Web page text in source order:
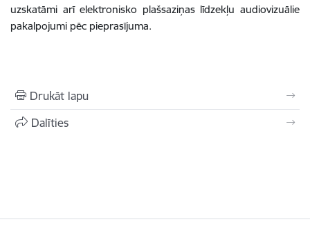
uzskatāmi arī elektronisko plašsaziņas līdzekļu audiovizuālie
pakalpojumi pēc pieprasījuma.
Drukāt lapu
Dalīties